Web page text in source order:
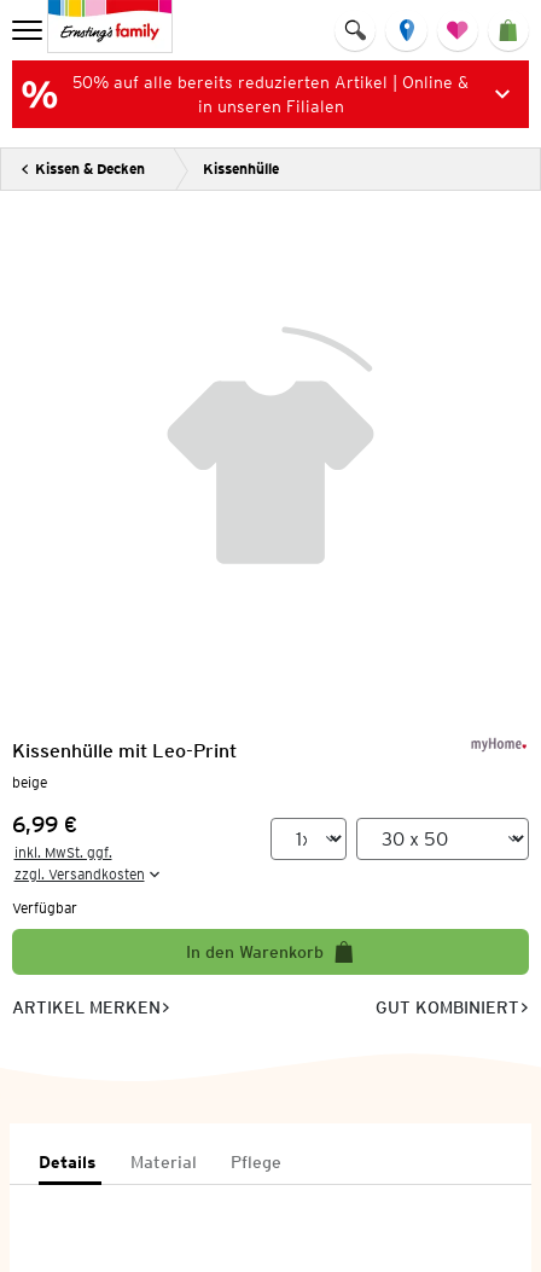
50% auf alle bereits reduzierten Artikel | Online &
in unseren Filialen
Kissen & Decken Kissenhülle
Kissenhülle mit Leo-Print
beige
Preis:
6,99 €
inkl. MwSt. ggf.
zzgl. Versandkosten
Verfügbar
In den Warenkorb
ARTIKEL MERKEN GUT KOMBINIERT
Details Material Pflege